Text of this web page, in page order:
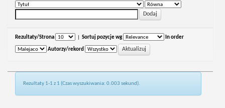
Rezultaty/Strona Sortuj pozycje wg In order
Autorzy/rekord
Rezultaty 1-1 z 1 (Czas wyszukiwania: 0.003 sekund).